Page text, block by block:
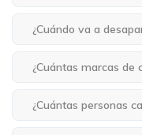
¿Cuándo va a
¿Cuántas marcas de
¿Cuántas personas